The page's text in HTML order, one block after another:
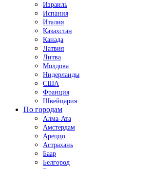
Израиль
Испания
Италия
Казахстан
Канада
Латвия
Литва
Молдова
Нидерланды
США
Франция
Швейцария
По городам
Алма-Ата
Амстердам
Ареццо
Астрахань
Баар
Белгород